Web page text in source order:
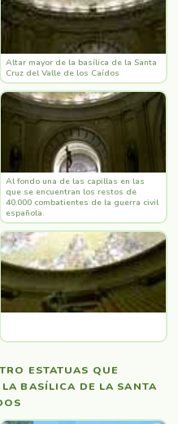
Altar mayor de la basílica de la Santa
Cruz del Valle de los Caídos
Al fondo una de las capillas en las
que se encuentran los restos de
40.000 combatientes de la guerra civil
española.
ESTATUAS QUE
BASÍLICA DE LA SANTA